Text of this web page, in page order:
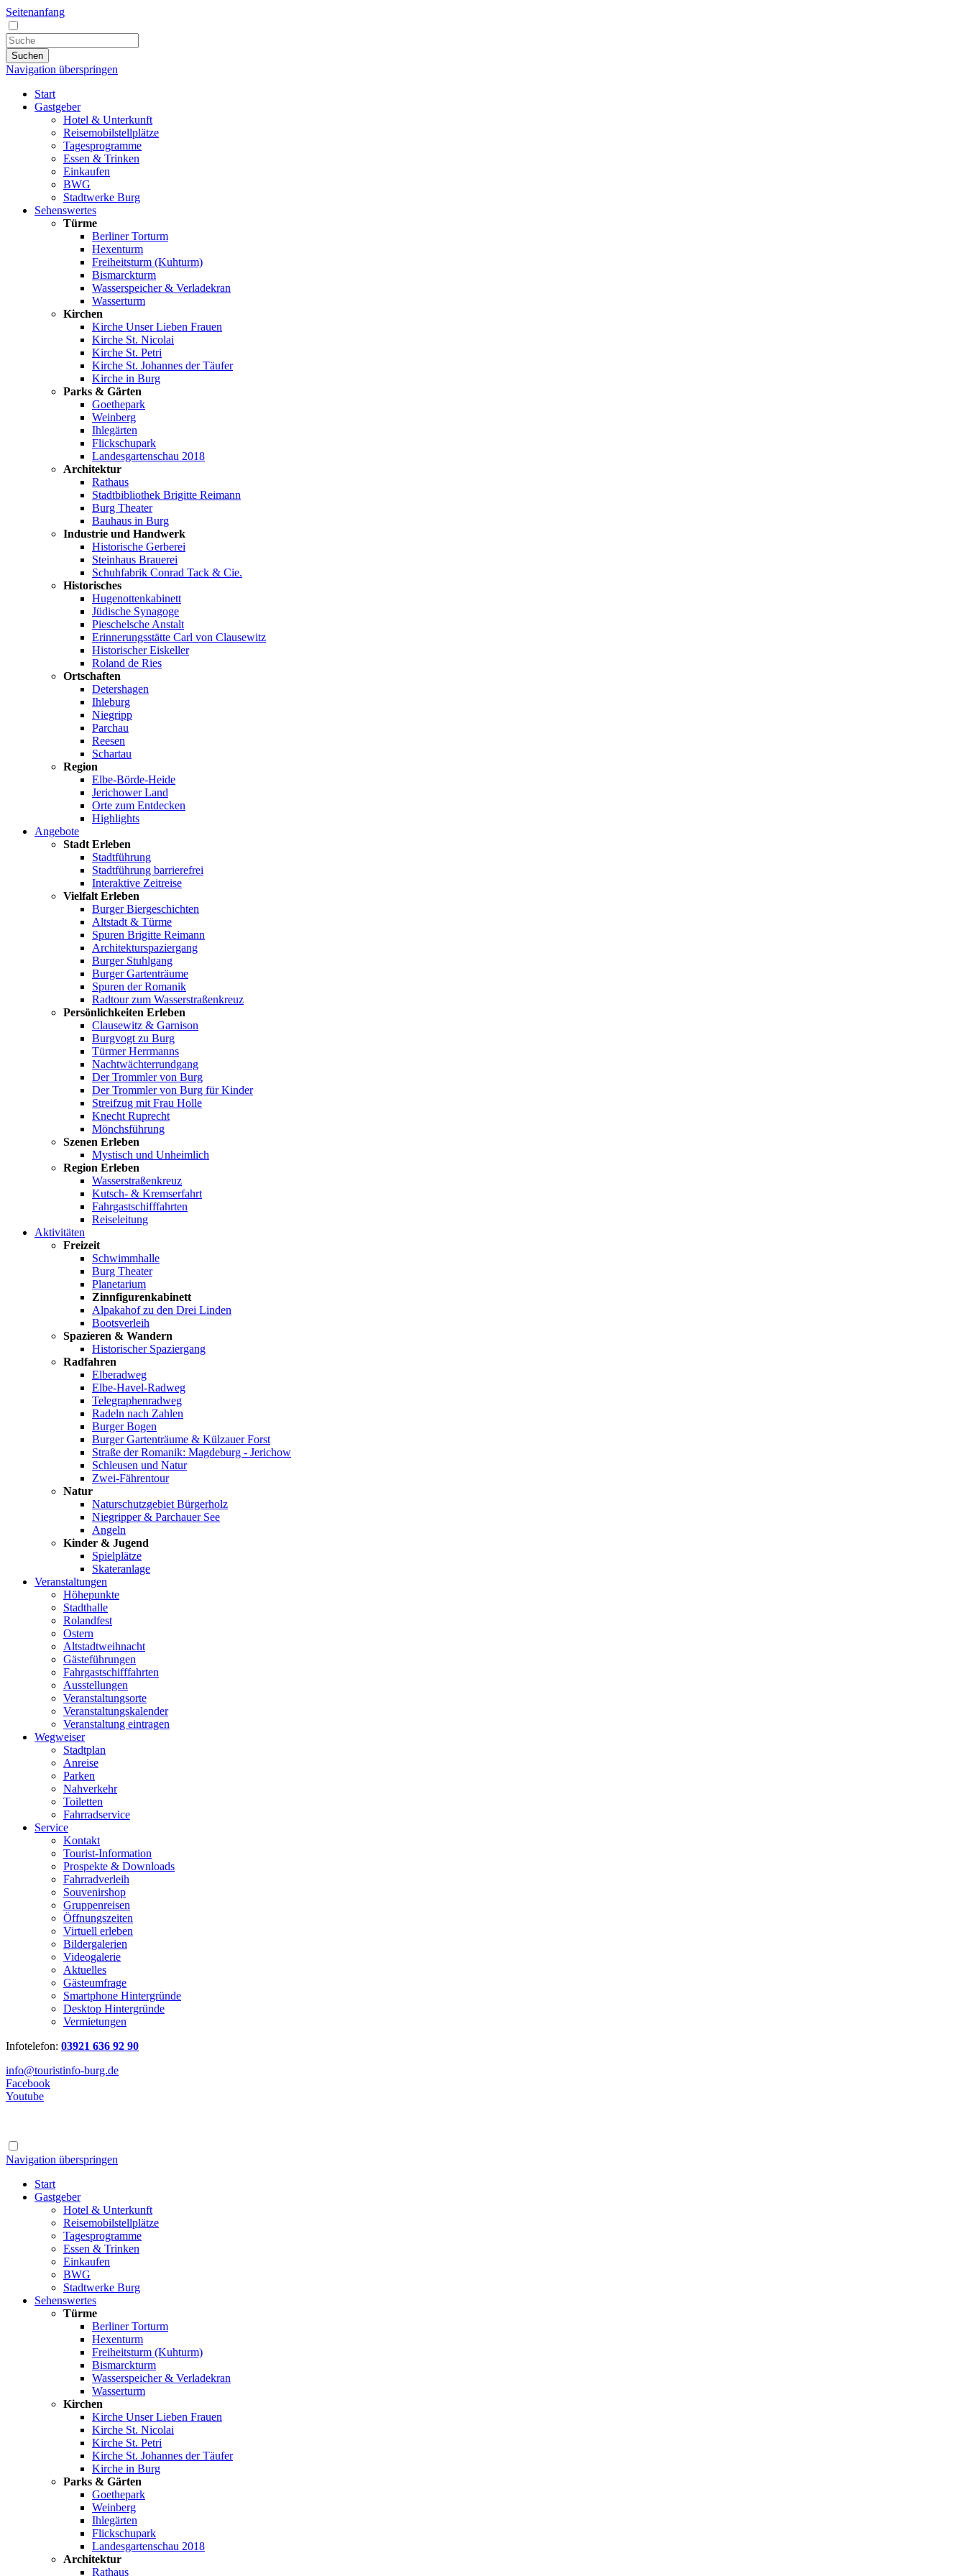
Seitenanfang
Suchen
Navigation überspringen
Start
Gastgeber
Hotel & Unterkunft
Reisemobilstellplätze
Tagesprogramme
Essen & Trinken
Einkaufen
BWG
Stadtwerke Burg
Sehenswertes
Türme
Berliner Torturm
Hexenturm
Freiheitsturm (Kuhturm)
Bismarckturm
Wasserspeicher & Verladekran
Wasserturm
Kirchen
Kirche Unser Lieben Frauen
Kirche St. Nicolai
Kirche St. Petri
Kirche St. Johannes der Täufer
Kirche in Burg
Parks & Gärten
Goethepark
Weinberg
Ihlegärten
Flickschupark
Landesgartenschau 2018
Architektur
Rathaus
Stadtbibliothek Brigitte Reimann
Burg Theater
Bauhaus in Burg
Industrie und Handwerk
Historische Gerberei
Steinhaus Brauerei
Schuhfabrik Conrad Tack & Cie.
Historisches
Hugenottenkabinett
Jüdische Synagoge
Pieschelsche Anstalt
Erinnerungsstätte Carl von Clausewitz
Historischer Eiskeller
Roland de Ries
Ortschaften
Detershagen
Ihleburg
Niegripp
Parchau
Reesen
Schartau
Region
Elbe-Börde-Heide
Jerichower Land
Orte zum Entdecken
Highlights
Angebote
Stadt Erleben
Stadtführung
Stadtführung barrierefrei
Interaktive Zeitreise
Vielfalt Erleben
Burger Biergeschichten
Altstadt & Türme
Spuren Brigitte Reimann
Architekturspaziergang
Burger Stuhlgang
Burger Gartenträume
Spuren der Romanik
Radtour zum Wasserstraßenkreuz
Persönlichkeiten Erleben
Clausewitz & Garnison
Burgvogt zu Burg
Türmer Herrmanns
Nachtwächterrundgang
Der Trommler von Burg
Der Trommler von Burg für Kinder
Streifzug mit Frau Holle
Knecht Ruprecht
Mönchsführung
Szenen Erleben
Mystisch und Unheimlich
Region Erleben
Wasserstraßenkreuz
Kutsch- & Kremserfahrt
Fahrgastschifffahrten
Reiseleitung
Aktivitäten
Freizeit
Schwimmhalle
Burg Theater
Planetarium
Zinnfigurenkabinett
Alpakahof zu den Drei Linden
Bootsverleih
Spazieren & Wandern
Historischer Spaziergang
Radfahren
Elberadweg
Elbe-Havel-Radweg
Telegraphenradweg
Radeln nach Zahlen
Burger Bogen
Burger Gartenträume & Külzauer Forst
Straße der Romanik: Magdeburg - Jerichow
Schleusen und Natur
Zwei-Fährentour
Natur
Naturschutzgebiet Bürgerholz
Niegripper & Parchauer See
Angeln
Kinder & Jugend
Spielplätze
Skateranlage
Veranstaltungen
Höhepunkte
Stadthalle
Rolandfest
Ostern
Altstadtweihnacht
Gästeführungen
Fahrgastschifffahrten
Ausstellungen
Veranstaltungsorte
Veranstaltungskalender
Veranstaltung eintragen
Wegweiser
Stadtplan
Anreise
Parken
Nahverkehr
Toiletten
Fahrradservice
Service
Kontakt
Tourist-Information
Prospekte & Downloads
Fahrradverleih
Souvenirshop
Gruppenreisen
Öffnungszeiten
Virtuell erleben
Bildergalerien
Videogalerie
Aktuelles
Gästeumfrage
Smartphone Hintergründe
Desktop Hintergründe
Vermietungen
Infotelefon: 03921 636 92 90
info@touristinfo-burg.de
Facebook
Youtube
Navigation überspringen
Start
Gastgeber
Hotel & Unterkunft
Reisemobilstellplätze
Tagesprogramme
Essen & Trinken
Einkaufen
BWG
Stadtwerke Burg
Sehenswertes
Türme
Berliner Torturm
Hexenturm
Freiheitsturm (Kuhturm)
Bismarckturm
Wasserspeicher & Verladekran
Wasserturm
Kirchen
Kirche Unser Lieben Frauen
Kirche St. Nicolai
Kirche St. Petri
Kirche St. Johannes der Täufer
Kirche in Burg
Parks & Gärten
Goethepark
Weinberg
Ihlegärten
Flickschupark
Landesgartenschau 2018
Architektur
Rathaus